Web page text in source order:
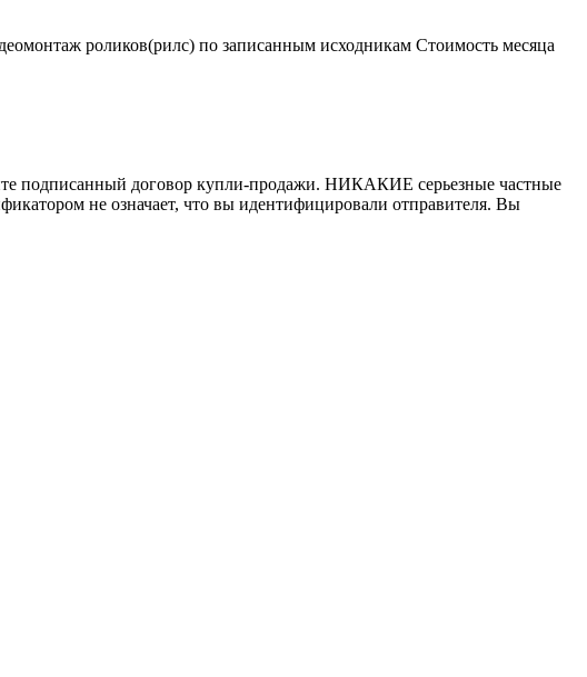
роликов(рилс) по записанным исходникам Стоимость месяца
подписанный договор купли-продажи. НИКАКИЕ серьезные частные
не означает, что вы идентифицировали отправителя. Вы